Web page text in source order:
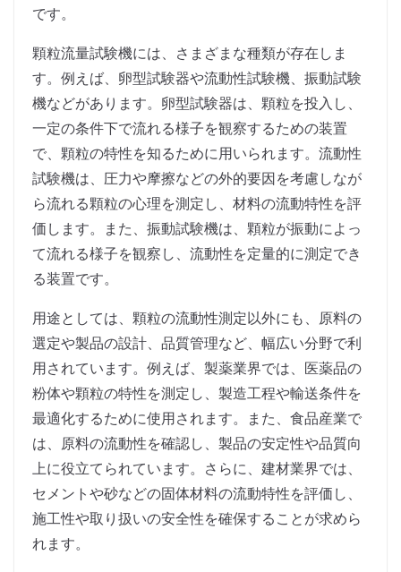
です。
顆粒流量試験機には、さまざまな種類が存在しま
す。例えば、卵型試験器や流動性試験機、振動試験
機などがあります。卵型試験器は、顆粒を投入し、
一定の条件下で流れる様子を観察するための装置
で、顆粒の特性を知るために用いられます。流動性
試験機は、圧力や摩擦などの外的要因を考慮しなが
ら流れる顆粒の心理を測定し、材料の流動特性を評
価します。また、振動試験機は、顆粒が振動によっ
て流れる様子を観察し、流動性を定量的に測定でき
る装置です。
用途としては、顆粒の流動性測定以外にも、原料の
選定や製品の設計、品質管理など、幅広い分野で利
用されています。例えば、製薬業界では、医薬品の
粉体や顆粒の特性を測定し、製造工程や輸送条件を
最適化するために使用されます。また、食品産業で
は、原料の流動性を確認し、製品の安定性や品質向
上に役立てられています。さらに、建材業界では、
セメントや砂などの固体材料の流動特性を評価し、
施工性や取り扱いの安全性を確保することが求めら
れます。